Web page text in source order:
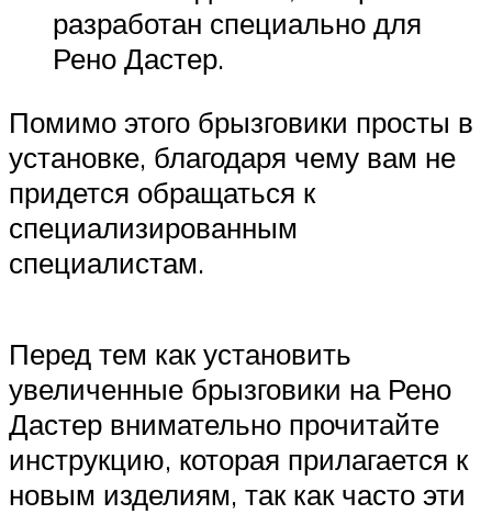
разработан специально для
Рено Дастер.
Помимо этого брызговики просты в
установке, благодаря чему вам не
придется обращаться к
специализированным
специалистам.
Перед тем как установить
увеличенные брызговики на Рено
Дастер внимательно прочитайте
инструкцию, которая прилагается к
новым изделиям, так как часто эти